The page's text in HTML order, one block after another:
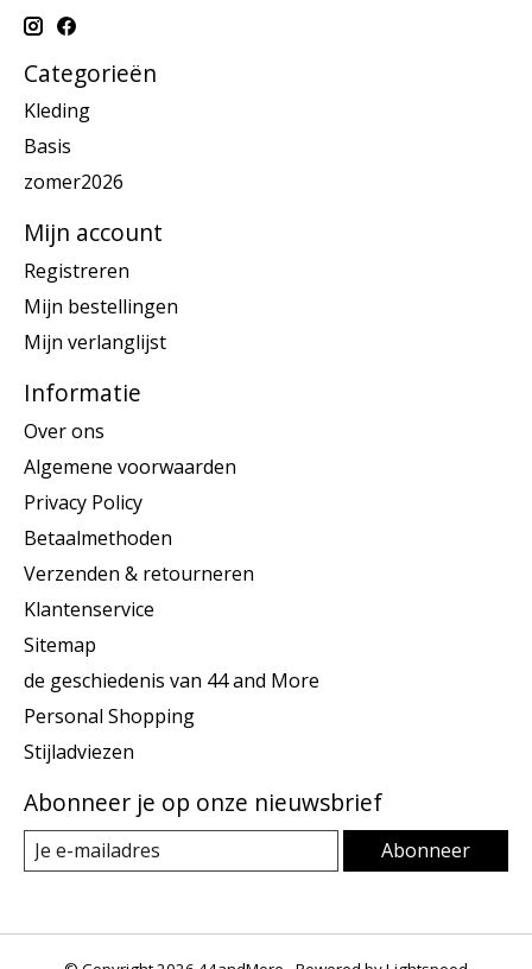
Categorieën
Kleding
Basis
zomer2026
Mijn account
Registreren
Mijn bestellingen
Mijn verlanglijst
Informatie
Over ons
Algemene voorwaarden
Privacy Policy
Betaalmethoden
Verzenden & retourneren
Klantenservice
Sitemap
de geschiedenis van 44 and More
Personal Shopping
Stijladviezen
Abonneer je op onze nieuwsbrief
Abonneer